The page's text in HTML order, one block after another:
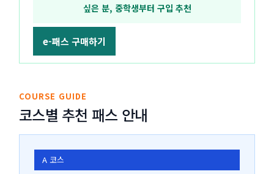
싶은 분, 중학생부터 구입 추천
e-패스 구매하기
COURSE GUIDE
코스별 추천 패스 안내
A 코스